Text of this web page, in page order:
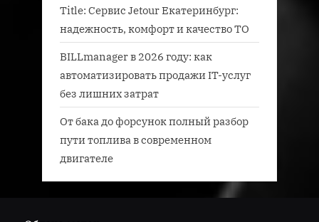
Title: Сервис Jetour Екатеринбург:
надежность, комфорт и качество ТО
BILLmanager в 2026 году: как
автоматизировать продажи IT-услуг
без лишних затрат
От бака до форсунок полный разбор
пути топлива в современном
двигателе